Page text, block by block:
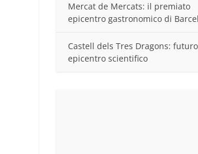
Mercat de Mercats: il premiato
epicentro gastronomico di
Castell dels Tres Dragons: futuro
epicentro scientifico